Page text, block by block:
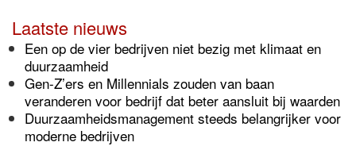
Laatste nieuws
Een op de vier bedrijven niet bezig met klimaat en
duurzaamheid
Gen-Z’ers en Millennials zouden van baan
veranderen voor bedrijf dat beter aansluit bij waarden
Duurzaamheidsmanagement steeds belangrijker voor
moderne bedrijven